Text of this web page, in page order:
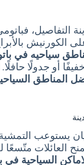
التفاصيل،
الكورنيش
سياحيه في
أو جدولًا
المناطق
يستوعب
العائلات متّسعًا
السياحية في